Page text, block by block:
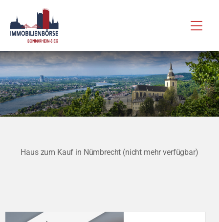
Inhalt
springen
Haus zum Kauf in Nümbrecht (nicht mehr verfügbar)